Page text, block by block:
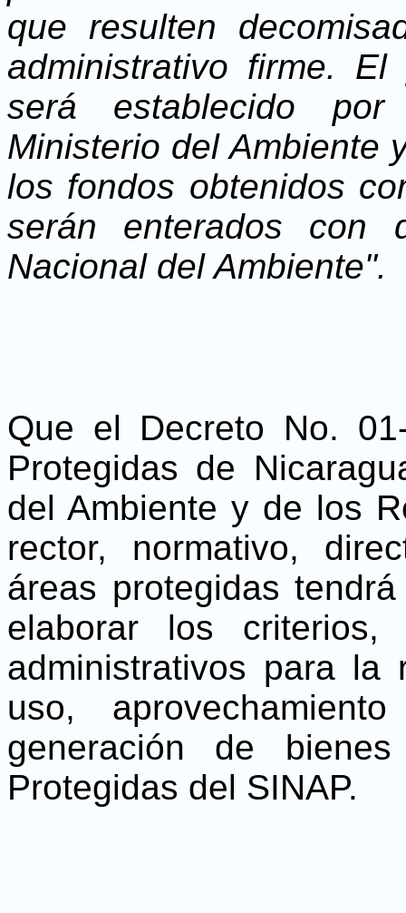
que resulten
administrativo firme.
será establecido por
Ministerio del Ambiente
los fondos obtenidos
serán enterados con
Nacional del Ambiente".
Que el Decreto No.
Protegidas de
del Ambiente y de los
rector, normativo,
áreas protegidas
elaborar los criterios,
administrativos para la
uso,
generación de
Protegidas del SINAP.